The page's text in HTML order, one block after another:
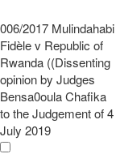
006/2017 Mulindahabi
Fidèle v Republic of
Rwanda ((Dissenting
opinion by Judges
Bensa0oula Chafika
to the Judgement of 4
July 2019